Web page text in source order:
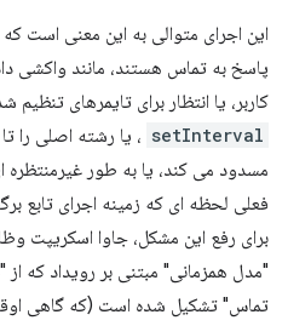
این اجرای متوالی به این معنی است
پاسخ به تماس هستند، مانند واکشی
کاربر، یا انتظار برای تایمرهای تنظیم
setInterval ، یا رشته اصلی را
مسدود می کند، یا به طور
فعلی لحظه ای که زمینه اجرای تابع
برای رفع این مشکل، جاوا اسکریپت
"مدل همزمانی" مبتنی بر رویداد که
تماس" تشکیل شده است (که گاهی